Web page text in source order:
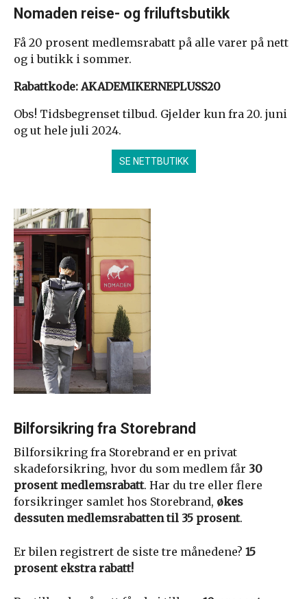
Nomaden reise- og friluftsbutikk
Få 20 prosent medlemsrabatt på alle varer på nett
og i butikk i sommer.
Rabattkode: AKADEMIKERNEPLUSS20
Obs! Tidsbegrenset tilbud. Gjelder kun fra 20. juni
og ut hele juli 2024.
SE NETTBUTIKK
Bilforsikring fra Storebrand
Bilforsikring fra Storebrand er en privat
skadeforsikring, hvor du som medlem får 30
prosent medlemsrabatt. Har du tre eller flere
forsikringer samlet hos Storebrand, økes
dessuten medlemsrabatten til 35 prosent.
Er bilen registrert de siste tre månedene? 15
prosent ekstra rabatt!